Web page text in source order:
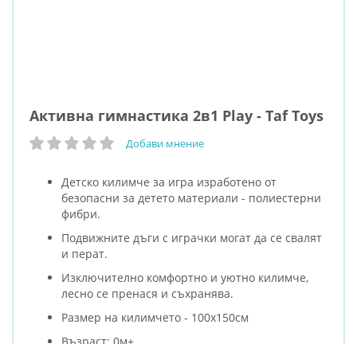
Активна гимнастика 2в1 Play - Taf Toys
рейтинг: Добави мнение
Детско килимче за игра изработено от
безопасни за детето материали - полиестерни
фибри.
Подвижните дъги с играчки могат да се свалят
и перат.
Изключително комфортно и уютно килимче,
лесно се пренася и съхранява.
Размер на килимчето - 100x150см